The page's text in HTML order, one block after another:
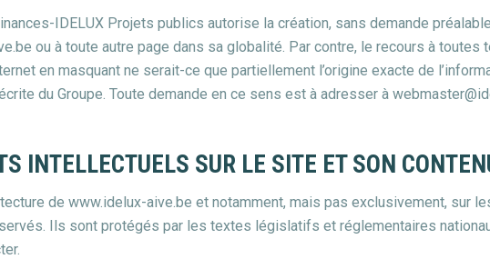
IDELUX Projets publics autorise la création, sans demande
ou à toute autre page dans sa globalité. Par contre, le recours à
en masquant ne serait-ce que partiellement l’origine exacte de
du Groupe. Toute demande en ce sens est à adresser à
INTELLECTUELS SUR LE SITE ET SON
de www.idelux-aive.be et notamment, mais pas exclusivement, sur
Ils sont protégés par les textes législatifs et réglementaires